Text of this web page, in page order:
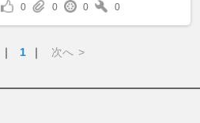
0 0 0 0
｜ 1 ｜ 次へ >